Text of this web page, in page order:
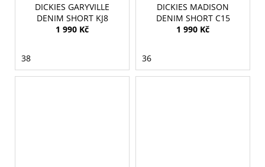
DICKIES GARYVILLE
DENIM SHORT KJ8
1 990 Kč
38
DICKIES MADISON
DENIM SHORT C15
1 990 Kč
36